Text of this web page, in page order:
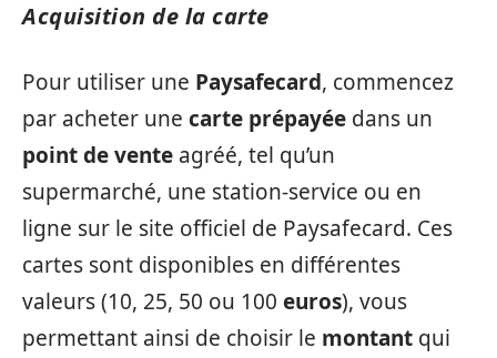
Acquisition de la carte
Pour utiliser une Paysafecard, commencez
par acheter une carte prépayée dans un
point de vente agréé, tel qu’un
supermarché, une station-service ou en
ligne sur le site officiel de Paysafecard. Ces
cartes sont disponibles en différentes
valeurs (10, 25, 50 ou 100 euros), vous
permettant ainsi de choisir le montant qui